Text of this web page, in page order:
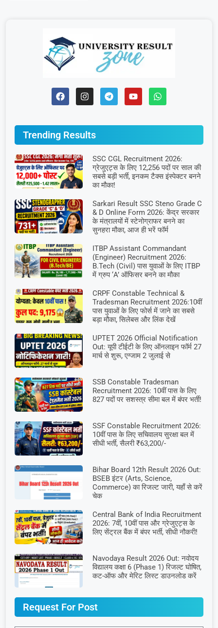
Trending Results
SSC CGL Recruitment 2026:
ग्रेजुएट्स के लिए 12,256 पदों पर साल की
सबसे बड़ी भर्ती, इनकम टैक्स इंस्पेक्टर बनने
का मौका!
Sarkari Result SSC Steno Grade C
& D Online Form 2026: केंद्र सरकार
के मंत्रालयों में स्टेनोग्राफर बनने का
सुनहरा मौका, आज ही भरें फॉर्म
ITBP Assistant Commandant
(Engineer) Recruitment 2026:
B.Tech (Civil) पास युवाओं के लिए ITBP
में ग्रुप ‘A’ ऑफिसर बनने का मौका
CRPF Constable Technical &
Tradesman Recruitment 2026:10वीं
पास युवाओं के लिए फोर्स में जाने का सबसे
बड़ा मौका, सिलेबस और लिंक देखें
UPTET 2026 Official Notification
Out: यूपी टीईटी के लिए ऑनलाइन फॉर्म 27
मार्च से शुरू, एग्जाम 2 जुलाई से
SSB Constable Tradesman
Recruitment 2026: 10वीं पास के लिए
827 पदों पर सशस्त्र सीमा बल में बंपर भर्ती!
SSF Constable Recruitment 2026:
10वीं पास के लिए सचिवालय सुरक्षा बल में
सीधी भर्ती, सैलरी ₹63,200/-
Bihar Board 12th Result 2026 Out:
BSEB इंटर (Arts, Science,
Commerce) का रिजल्ट जारी, यहाँ से करें
चेक
Central Bank of India Recruitment
2026: 7वीं, 10वीं पास और ग्रेजुएट्स के
लिए सेंट्रल बैंक में बंपर भर्ती, सीधी नौकरी!
Navodaya Result 2026 Out: नवोदय
विद्यालय कक्षा 6 (Phase 1) रिजल्ट घोषित,
कट-ऑफ और मेरिट लिस्ट डाउनलोड करें
Request For Post